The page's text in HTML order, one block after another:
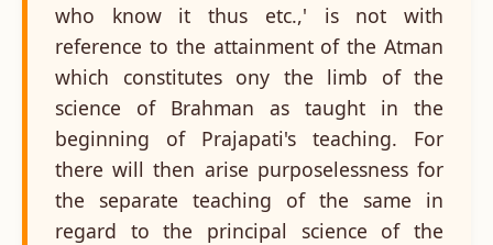
who know it thus etc.,' is not with
reference to the attainment of the Atman
which constitutes ony the limb of the
science of Brahman as taught in the
beginning of Prajapati's teaching. For
there will then arise purposelessness for
the separate teaching of the same in
regard to the principal science of the